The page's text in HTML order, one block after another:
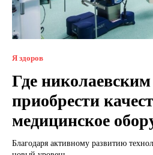
Я здоров
Где
приобрести
медицинское
Благодаря активному развитию